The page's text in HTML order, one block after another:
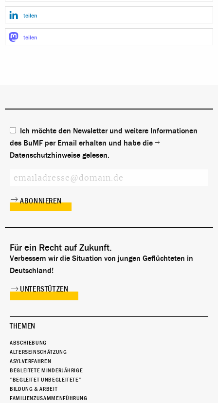
teilen
teilen
Ich möchte den Newsletter und weitere Informationen
des BuMF per Email erhalten und habe die
Datenschutzhinweise gelesen.
Für ein Recht auf Zukunft.
Verbessern wir die Situation von jungen Geflüchteten in
Deutschland!
UNTERSTÜTZEN
THEMEN
ABSCHIEBUNG
ALTERSEINSCHÄTZUNG
ASYLVERFAHREN
BEGLEITETE MINDERJÄHRIGE
“BEGLEITET UNBEGLEITETE”
BILDUNG & ARBEIT
FAMILIENZUSAMMENFÜHRUNG